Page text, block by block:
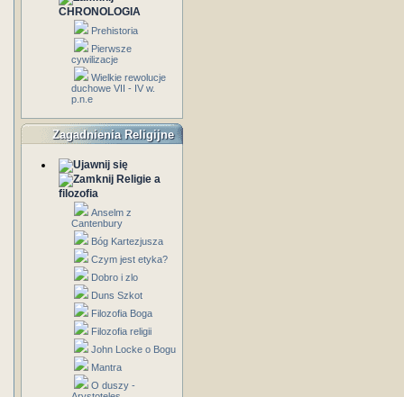
CHRONOLOGIA
Prehistoria
Pierwsze
cywilizacje
Wielkie rewolucje
duchowe VII - IV w.
p.n.e
Zagadnienia Religijne
Religie a
filozofia
Anselm z
Cantenbury
Bóg Kartezjusza
Czym jest etyka?
Dobro i zlo
Duns Szkot
Filozofia Boga
Filozofia religii
John Locke o Bogu
Mantra
O duszy -